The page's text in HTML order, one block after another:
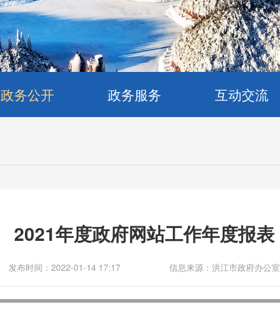
政务公开 政务服务 互动交流
2021年度政府网站工作年度报表
发布时间：2022-01-14 17:17 信息来源：洪江市政府办公室